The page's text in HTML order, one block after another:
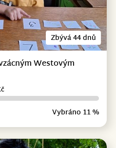
Zbývá 44 dnů
Westovým
Vybráno 11 %